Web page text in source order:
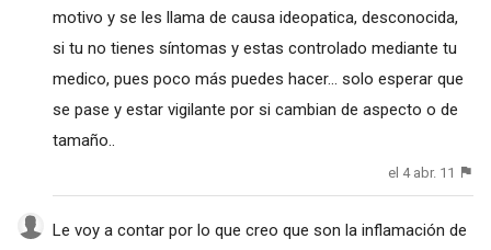
motivo y se les llama de causa ideopatica, desconocida,
si tu no tienes síntomas y estas controlado mediante tu
medico, pues poco más puedes hacer... solo esperar que
se pase y estar vigilante por si cambian de aspecto o de
tamaño..
el 4 abr. 11
Le voy a contar por lo que creo que son la inflamación de